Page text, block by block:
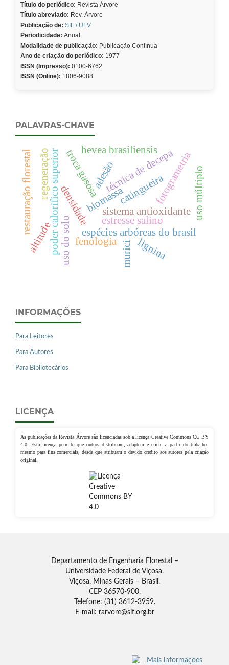
Título do periódico: Revista Árvore
Título abreviado: Rev. Árvore
Publicação de: SIF / UFV
Periodicidade: Anual
Modalidade de publicação: Publicação Contínua
Ano de criação do periódico: 1977
ISSN (Impresso): 0100-6762
ISSN (Online): 1806-9088
PALAVRAS-CHAVE
biomassa
densidade sistema antioxidante
troca gasosa
espécies arbóreas do brasil
técnica de decepa
lignina
poder calorífico superior estresse salino
catingueira
altitude
fotogrametria
restauração florestal
fenologia murici
adesão uso múltiplo
hevea brasiliensis
uso do solo
regeneração
INFORMAÇÕES
Para Leitores
Para Autores
Para Bibliotecários
LICENÇA
As publicações da Revista Árvore são licenciadas sob a licença Creative Commons CC BY
4.0. Esta licença permite que outros distribuam, adaptem e criem a partir do trabalho,
mesmo para fins comerciais, desde que atribuam o devido crédito aos autores pela criação
original.
Departamento de Engenharia Florestal –
Universidade Federal de Viçosa.
Viçosa, Minas Gerais – Brasil.
CEP 36570-900.
Telefone: (31) 3612-3959.
E-mail: rarvore@sif.org.br